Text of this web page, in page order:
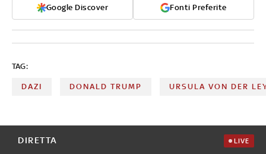
Google Discover Fonti Preferite
TAG:
DAZI DONALD TRUMP URSULA VON DER
DIRETTA LIVE